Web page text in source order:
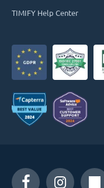
TIMIFY Help Center